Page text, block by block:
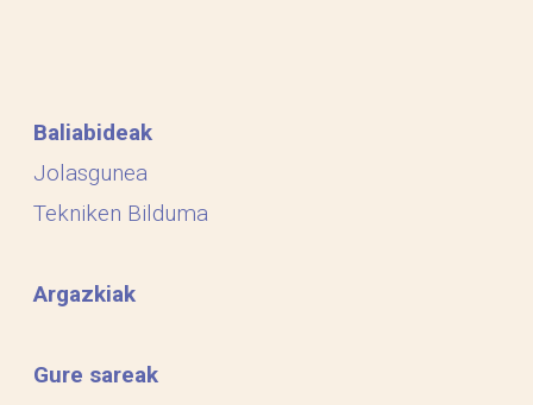
Baliabideak
Jolasgunea
Tekniken Bilduma
Argazkiak
Gure sareak